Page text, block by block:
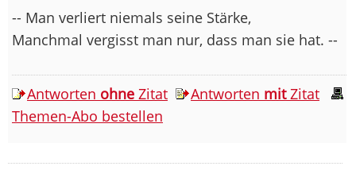
-- Man verliert niemals seine Stärke,
Manchmal vergisst man nur, dass man sie hat. --
Antworten ohne Zitat Antworten mitZitat
Themen-Abo bestellen